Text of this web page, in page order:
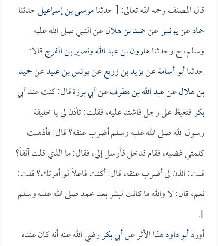
قال المصنف رحمه الله تعالى: [ حدثناموسى بن إسماعيلحدثنا
حمادعنيونسعنحميد بن هلالعن النبي صلى الله عليه
وسلم، ح وحدثناهارون بن عبد اللهونصير بن الفرجقالا:
حدثناأبو أسامةعنيزيد بن زريععنيونس بن عبيدعنحميد
بن هلالعنعبد الله بن مطرفعنأبي برزةقال: كنت عندأبي
بكرفتغيظ على رجل فاشتد عليه، فقلت: تأذن لي يا خليفة
رسول الله صلى الله عليه وسلم أضرب عنقه؟ قال: فأذهبت
كلمتي غضبه، فقام فدخل فأرسل إلي، فقال: ما الذي قلت آنفاً؟
قلت: ائذن لي أضرب عنقه، قال: أكنت فاعلاً لو أمرتك؟ قلت:
نعم، قال: لا والله ما كانت لبشر بعد محمد صلى الله عليه وسلم
].
أوردأبو داودهذا الأثر عنأبي بكررضي الله عنه أنه كان عنده